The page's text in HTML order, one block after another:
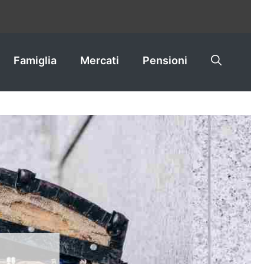
Famiglia Mercati Pensioni